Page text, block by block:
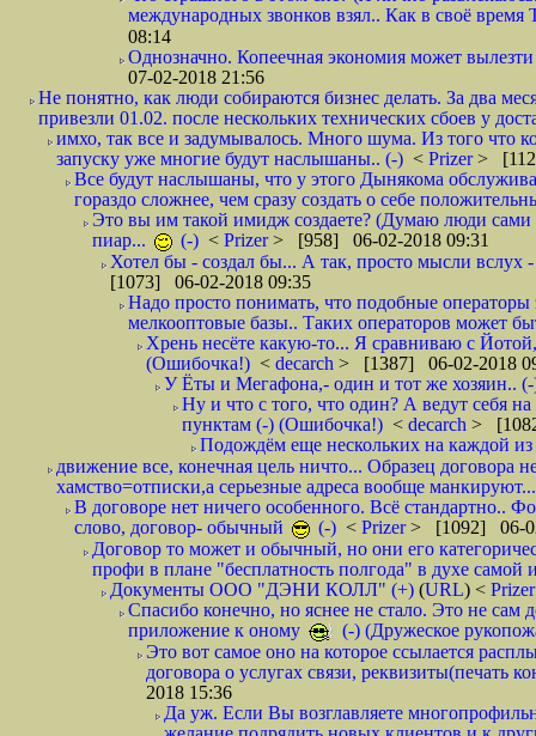
международных звонков взял.. Как в своё
08:14
Однозначно. Копеечная экономия может
07-02-2018 21:56
Не понятно, как люди собираются бизнес делать. За два
привезли 01.02. после нескольких технических сбоев у
имхо, так все и задумывалось. Много шума. Из того что
запуску уже многие будут наслышаны.. (-) < Prizer>
Все будут наслышаны, что у этого Дынякома
гораздо сложнее, чем сразу создать о себе
Это вы им такой имидж создаете? (Думаю люди сами
пиар...
(-) < Prizer> [958] 06-02-2018 09:31
Хотел бы - создал бы... А так, просто мысли вслух
[1073] 06-02-2018 09:35
Надо просто понимать, что подобные
мелкооптовые базы.. Таких операторов может
Хрень несёте какую-то... Я сравниваю с
(Ошибочка!) < decarch > [1387] 06-02-2018
У Ёты и Мегафона,- один и тот же хозяин..
Ну и что с того, что один? А ведут себя
пунктам (-) (Ошибочка!) < decarch >
Подождём еще нескольких на каждой из
движение все, конечная цель ничто... Образец договора
хамство=отписки,а серьезные адреса вообще
В договоре нет ничего особенного. Всё стандартно..
слово, договор- обычный
(-) < Prizer> [1092] 06-
Договор то может и обычный, но они его
профи в плане "бесплатность полгода" в духе
Документы ООО "ДЭНИ КОЛЛ" (+) (URL) <
Спасибо конечно, но яснее не стало. Это не сам
приложение к оному
(-) (Дружеское
Это вот самое оно на которое ссылается
договора о услугах связи, реквизиты(печать
2018 15:36
Да уж. Если Вы возглавляете